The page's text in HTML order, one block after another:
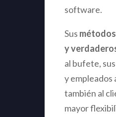
software.
Sus
y
al bufete,
y empleados
también al
mayor